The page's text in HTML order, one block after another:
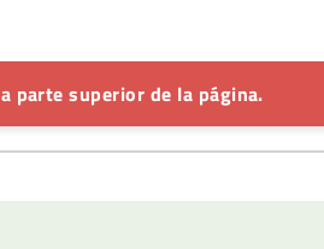
parte superior de la página.